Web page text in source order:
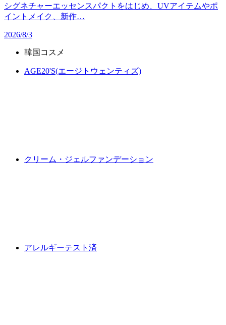
シグネチャーエッセンスパクトをはじめ、UVアイテムやポ
イントメイク、新作…
2026/8/3
韓国コスメ
AGE20'S(エージトウェンティズ)
クリーム・ジェルファンデーション
アレルギーテスト済